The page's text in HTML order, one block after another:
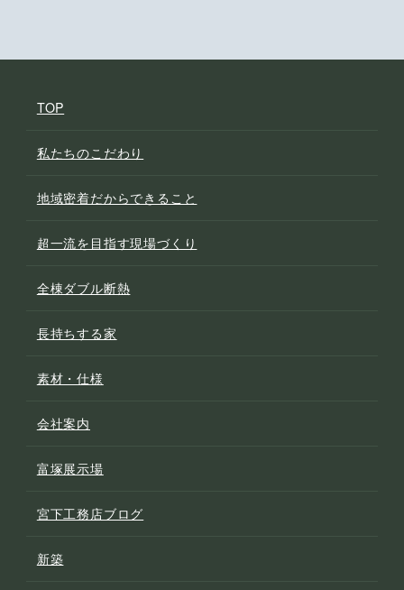
TOP
私たちのこだわり
地域密着だからできること
超一流を目指す現場づくり
全棟ダブル断熱
長持ちする家
素材・仕様
会社案内
富塚展示場
宮下工務店ブログ
新築